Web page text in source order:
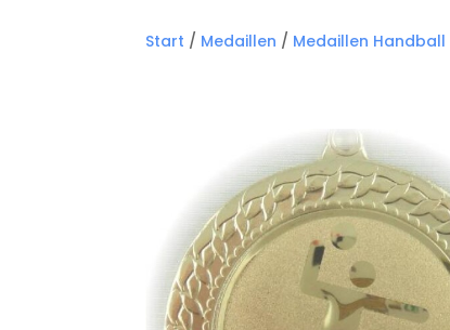
Start / Medaillen / Medaillen Handball